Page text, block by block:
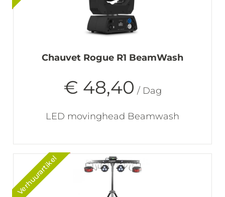
Chauvet Rogue R1 BeamWash
€ 48,40 / Dag
LED movinghead Beamwash
Verhuurartikel